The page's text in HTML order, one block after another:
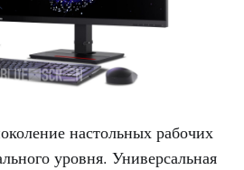
настольных рабочих
уровня. Универсальная